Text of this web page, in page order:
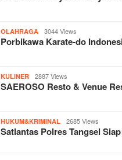
OLAHRAGA 3044 Views
Porbikawa Karate-do
KULINER 2887 Views
SAEROSO Resto & Venue
HUKUM&KRIMINAL 2685 Views
Satlantas Polres Tangsel